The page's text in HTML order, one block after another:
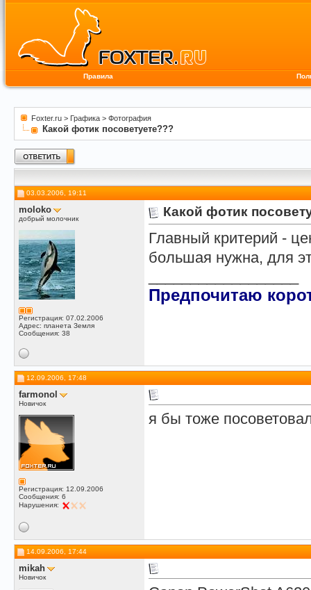
Правила
Foxter.ru > Графика > Фотография
Какой фотик посоветуете???
03.03.2006, 19:11
moloko
добрый молочник
Регистрация: 07.02.2006
Адрес: планета Земля
Сообщения: 38
Какой фотик
Главный критерий -
большая нужна, для
Предпочитаю
12.09.2006, 17:48
farmonol
Новичок
Регистрация: 12.09.2006
Сообщения: 6
Нарушения:
я бы тоже
14.09.2006, 17:44
mikah
Новичок